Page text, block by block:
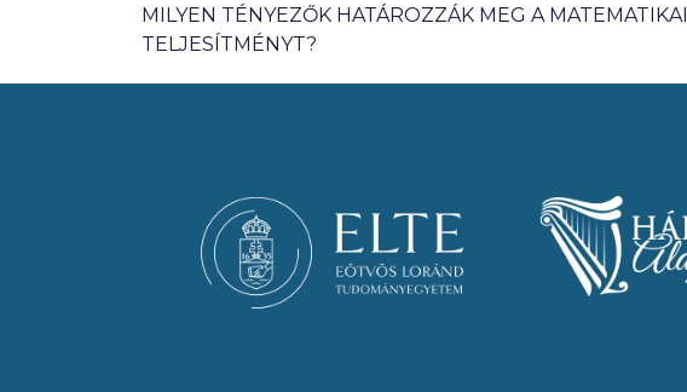
MILYEN TÉNYEZŐK HATÁROZZÁK MEG A MATEMATIKAI
TELJESÍTMÉNYT?